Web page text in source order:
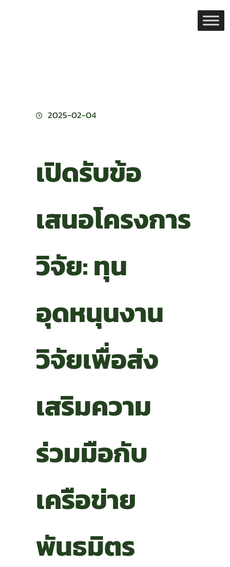
2025-02-04
เปิดรับข้อ
เสนอโครงการ
วิจัย: ทุน
อุดหนุนงาน
วิจัยเพื่อส่ง
เสริมความ
ร่วมมือกับ
เครือข่าย
พันธมิตร